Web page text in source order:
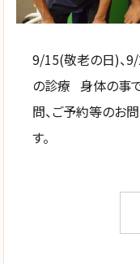
9/15(敬老の日)、
の診療 身体の事
問、ご予約等のお
す。